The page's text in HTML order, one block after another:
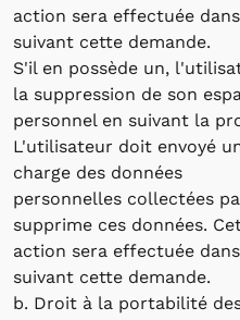
action sera effectuée
suivant cette demande.
S'il en possède un,
la suppression de son
personnel en suivant la
L'utilisateur doit envoyé
charge des données
personnelles collectées
supprime ces données.
action sera effectuée
suivant cette demande.
b. Droit à la portabilité